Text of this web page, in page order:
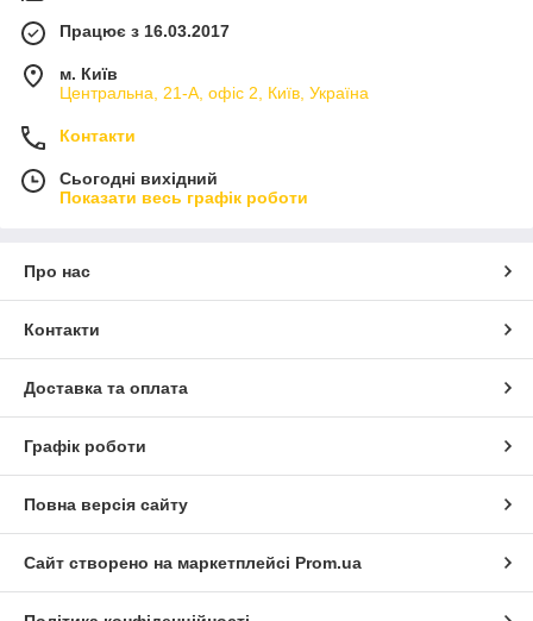
Працює з 16.03.2017
м. Київ
Центральна, 21-А, офіс 2, Київ, Україна
Контакти
Сьогодні вихідний
Показати весь графік роботи
Про нас
Контакти
Доставка та оплата
Графік роботи
Повна версія сайту
Сайт створено на маркетплейсі Prom.ua